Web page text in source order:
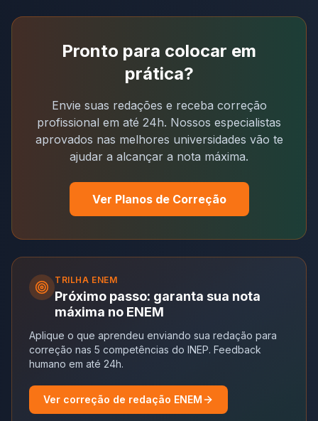
Pronto para colocar em
prática?
Envie suas redações e receba correção
profissional em até 24h. Nossos especialistas
aprovados nas melhores universidades vão te
ajudar a alcançar a nota máxima.
Ver Planos de Correção
TRILHA ENEM
Próximo passo: garanta sua nota
máxima no ENEM
Aplique o que aprendeu enviando sua redação para
correção nas 5 competências do INEP. Feedback
humano em até 24h.
Ver correção de redação ENEM